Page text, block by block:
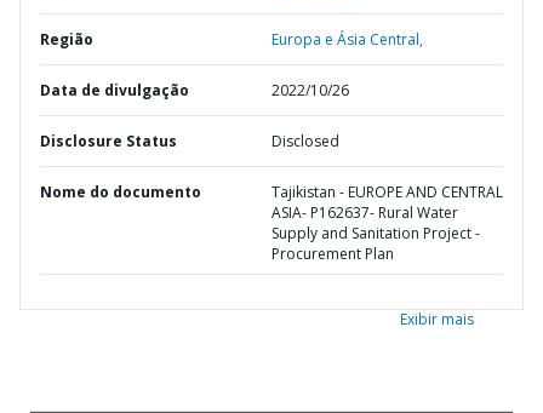
Região Europa e Ásia Central,
Data de divulgação 2022/10/26
Disclosure Status Disclosed
Nome do documento
Tajikistan - EUROPE AND CENTRAL
ASIA- P162637- Rural Water
Supply and Sanitation Project -
Procurement Plan
Exibir mais